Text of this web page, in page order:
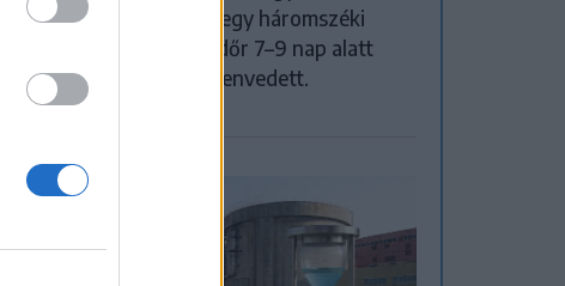
ütött fejbe egy fabottal egy háromszéki
intézkedés során. A rendőr 7–9 nap alatt
gyógyuló sérüléseket szenvedett.